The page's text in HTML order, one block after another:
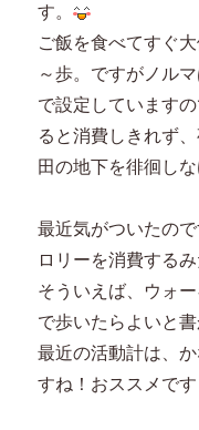
す。
ご飯を食べてすぐ
～歩。ですがノル
で設定しています
ると消費しきれず
田の地下を徘徊し
最近気がついたの
ロリーを消費する
そういえば、ウォ
で歩いたらよいと書
最近の活動計は、
すね！おススメです